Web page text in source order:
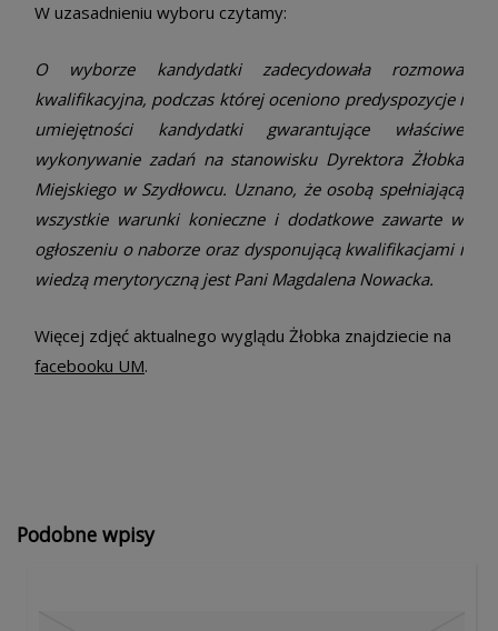
W uzasadnieniu wyboru czytamy:
O wyborze kandydatki zadecydowała rozmowa
kwalifikacyjna, podczas której oceniono predyspozycje i
umiejętności kandydatki gwarantujące właściwe
wykonywanie zadań na stanowisku Dyrektora Żłobka
Miejskiego w Szydłowcu. Uznano, że osobą spełniającą
wszystkie warunki konieczne i dodatkowe zawarte w
ogłoszeniu o naborze oraz dysponującą kwalifikacjami i
wiedzą merytoryczną jest Pani Magdalena Nowacka.
Więcej zdjęć aktualnego wyglądu Żłobka znajdziecie na
facebooku UM.
Podobne wpisy